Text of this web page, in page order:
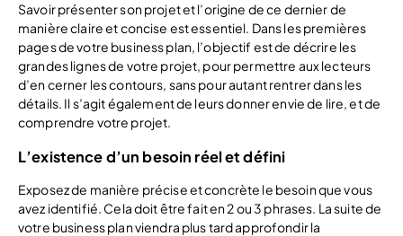
Savoir présenter son projet et l’origine de ce dernier de
manière claire et concise est essentiel. Dans les premières
pages de votre business plan, l’objectif est de décrire les
grandes lignes de votre projet, pour permettre aux lecteurs
d’en cerner les contours, sans pour autant rentrer dans les
détails. Il s’agit également de leurs donner envie de lire, et de
comprendre votre projet.
L’existence d’un besoin réel et défini
Exposez de manière précise et concrète le besoin que vous
avez identifié. Cela doit être fait en 2 ou 3 phrases. La suite de
votre business plan viendra plus tard approfondir la